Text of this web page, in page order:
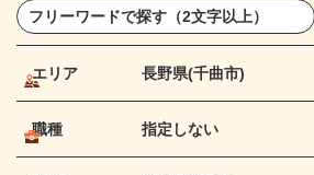
エリア 長野県(千曲市)
職種 指定しない